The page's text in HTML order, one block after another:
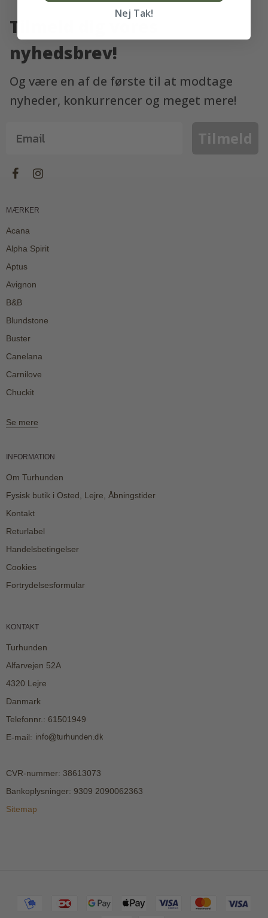
Tilmeld dig vores
nyhedsbrev!
Og være en af de første til at modtage
nyheder, konkurrencer og meget mere!
Tilmeld
MÆRKER
Acana
Alpha Spirit
Aptus
Avignon
B&B
Blundstone
Buster
Canelana
Carnilove
Chuckit
Se mere
INFORMATION
Om Turhunden
Fysisk butik i Osted, Lejre, Åbningstider
Kontakt
Returlabel
Handelsbetingelser
Cookies
Fortrydelsesformular
KONTAKT
Turhunden
Alfarvejen 52A
4320 Lejre
Danmark
Telefonnr. : 61501949
E-mail:
CVR-nummer: 38613073
Bankoplysninger: 9309 2090062363
Sitemap
Nej Tak!